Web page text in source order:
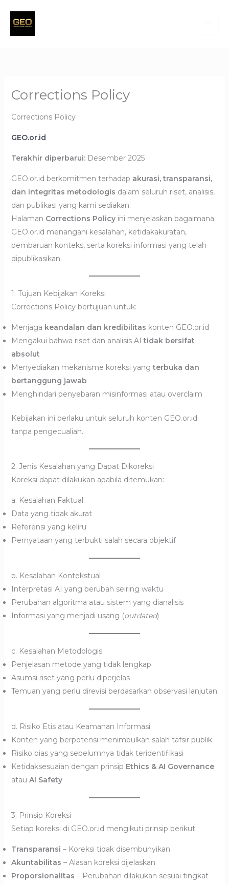
Corrections Policy
Corrections Policy
GEO.or.id
Terakhir diperbarui:Desember 2025
GEO.or.id berkomitmen terhadap akurasi, transparansi,
dan integritas metodologis dalam seluruh riset, analisis,
dan publikasi yang kami sediakan.
Halaman Corrections Policyini menjelaskan bagaimana
GEO.or.id menangani kesalahan, ketidakakuratan,
pembaruan konteks, serta koreksi informasi yang telah
dipublikasikan.
1. Tujuan Kebijakan Koreksi
Corrections Policy bertujuan untuk:
Menjaga keandalan dan kredibilitas konten GEO.or.id
Mengakui bahwa riset dan analisis AItidak bersifat
absolut
Menyediakan mekanisme koreksi yangterbuka dan
bertanggung jawab
Menghindari penyebaran misinformasi atau overclaim
Kebijakan ini berlaku untuk seluruh konten GEO.or.id
tanpa pengecualian.
2. Jenis Kesalahan yang Dapat Dikoreksi
Koreksi dapat dilakukan apabila ditemukan:
a. Kesalahan Faktual
Data yang tidak akurat
Referensi yang keliru
Pernyataan yang terbukti salah secara objektif
b. Kesalahan Kontekstual
Interpretasi AI yang berubah seiring waktu
Perubahan algoritma atau sistem yang dianalisis
Informasi yang menjadi usang (outdated)
c. Kesalahan Metodologis
Penjelasan metode yang tidak lengkap
Asumsi riset yang perlu diperjelas
Temuan yang perlu direvisi berdasarkan observasi lanjutan
d. Risiko Etis atau Keamanan Informasi
Konten yang berpotensi menimbulkan salah tafsir publik
Risiko bias yang sebelumnya tidak teridentifikasi
Ketidaksesuaian dengan prinsip Ethics & AI Governance
atau AI Safety
3. Prinsip Koreksi
Setiap koreksi di GEO.or.id mengikuti prinsip berikut:
Transparansi – Koreksi tidak disembunyikan
Akuntabilitas – Alasan koreksi dijelaskan
Proporsionalitas – Perubahan dilakukan sesuai tingkat